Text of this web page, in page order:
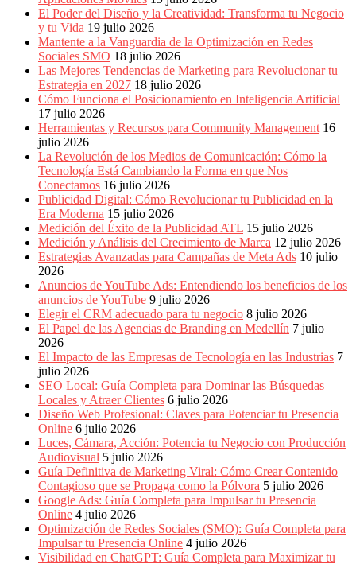
El Poder del Diseño y la Creatividad: Transforma tu Negocio
y tu Vida 19 julio 2026
Mantente a la Vanguardia de la Optimización en Redes
Sociales SMO 18 julio 2026
Las Mejores Tendencias de Marketing para Revolucionar tu
Estrategia en 2027 18 julio 2026
Cómo Funciona el Posicionamiento en Inteligencia Artificial
17 julio 2026
Herramientas y Recursos para Community Management 16
julio 2026
La Revolución de los Medios de Comunicación: Cómo la
Tecnología Está Cambiando la Forma en que Nos
Conectamos 16 julio 2026
Publicidad Digital: Cómo Revolucionar tu Publicidad en la
Era Moderna 15 julio 2026
Medición del Éxito de la Publicidad ATL 15 julio 2026
Medición y Análisis del Crecimiento de Marca 12 julio 2026
Estrategias Avanzadas para Campañas de Meta Ads 10 julio
2026
Anuncios de YouTube Ads: Entendiendo los beneficios de los
anuncios de YouTube 9 julio 2026
Elegir el CRM adecuado para tu negocio 8 julio 2026
El Papel de las Agencias de Branding en Medellín 7 julio
2026
El Impacto de las Empresas de Tecnología en las Industrias 7
julio 2026
SEO Local: Guía Completa para Dominar las Búsquedas
Locales y Atraer Clientes 6 julio 2026
Diseño Web Profesional: Claves para Potenciar tu Presencia
Online 6 julio 2026
Luces, Cámara, Acción: Potencia tu Negocio con Producción
Audiovisual 5 julio 2026
Guía Definitiva de Marketing Viral: Cómo Crear Contenido
Contagioso que se Propaga como la Pólvora 5 julio 2026
Google Ads: Guía Completa para Impulsar tu Presencia
Online 4 julio 2026
Optimización de Redes Sociales (SMO): Guía Completa para
Impulsar tu Presencia Online 4 julio 2026
Visibilidad en ChatGPT: Guía Completa para Maximizar tu